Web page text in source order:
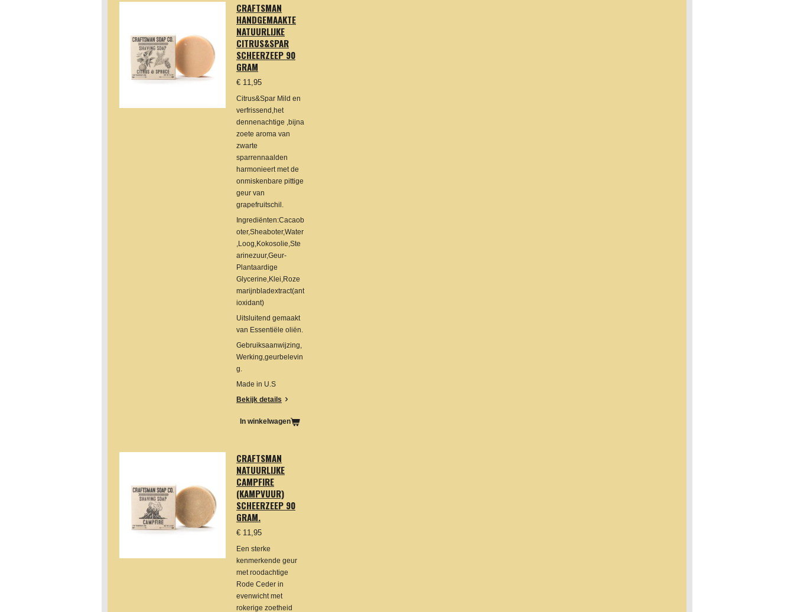
CRAFTSMAN
HANDGEMAAKTE
NATUURLIJKE
CITRUS&SPAR
SCHEERZEEP 90
GRAM
€ 11,95
Citrus&Spar Mild en
verfrissend,het
dennenachtige ,bijna
zoete aroma van
zwarte
sparrennaalden
harmonieert met de
onmiskenbare pittige
geur van
grapefruitschil.
Ingrediënten:Cacaob
oter,Sheaboter,Water
,Loog,Kokosolie,Ste
arinezuur,Geur-
Plantaardige
Glycerine,Klei,Roze
marijnbladextract(ant
ioxidant)
Uitsluitend gemaakt
van Essentiële oliën.
Gebruiksaanwijzing,
Werking,geurbelevin
g.
Made in U.S
Bekijk details
In winkelwagen
CRAFTSMAN
NATUURLIJKE
CAMPFIRE
(KAMPVUUR)
SCHEERZEEP 90
GRAM.
€ 11,95
Een sterke
kenmerkende geur
met roodachtige
Rode Ceder in
evenwicht met
rokerige zoetheid